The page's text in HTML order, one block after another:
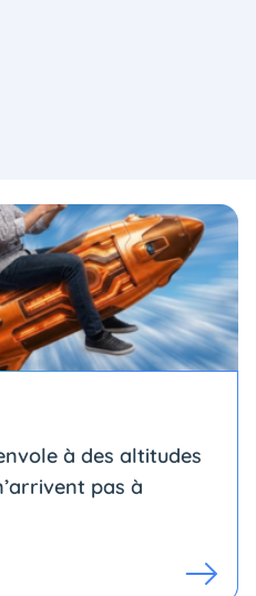
à des altitudes
pas à